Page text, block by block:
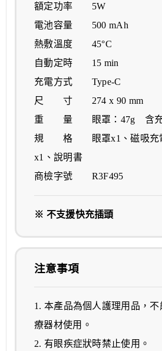
額定功率 5W
電池容量 500 mAh
熱敷溫度 45°C
自動定時 15 min
充電方式 Type-C
尺 寸 274 x 90 mm
重 量 眼罩：47g 含充
規 格 眼罩x1、磁吸充電
x1、說明書
商檢字號 R3F495
※ 不支援快充插頭
注意事項
1. 本產品為個人護理用品，
療器材使用。
2. 有眼疾症狀時禁止使用。